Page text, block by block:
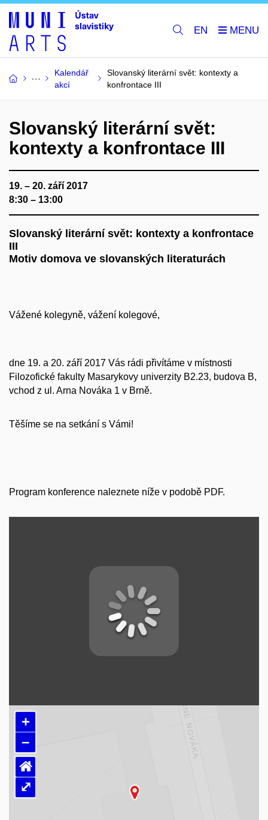
EN
Kalendář
akcí
Slovanský literární svět: kontexty a
konfrontace III
Slovanský literární svět:
kontexty a konfrontace III
19. – 20. září 2017
8:30 – 13:00
Slovanský literární svět: kontexty a konfrontace
III
Motiv domova ve slovanských literaturách
Vážené kolegyně, vážení kolegové,
dne 19. a 20. září 2017 Vás rádi přivítáme v místnosti
Filozofické fakulty Masarykovy univerzity B2.23, budova B,
vchod z ul. Arna Nováka 1 v Brně.
Těšíme se na setkání s Vámi!
Program konference naleznete níže v podobě PDF.
+
–
⌂
⤢